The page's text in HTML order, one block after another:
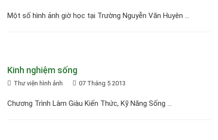
Một số hình ảnh giờ học tại Trường Nguyễn Văn Huyên ...
Kinh nghiệm sống
Thư viện hình ảnh 07 Tháng 5 2013
Chương Trình Làm Giàu Kiến Thức, Kỹ Năng Sống ...